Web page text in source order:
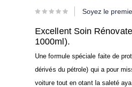
Galerie
Soyez le
Excellent Soin
1000ml).
Une formule spéciale faite de
dérivés du pétrole) qui a pour
voiture tout en otant la saleté